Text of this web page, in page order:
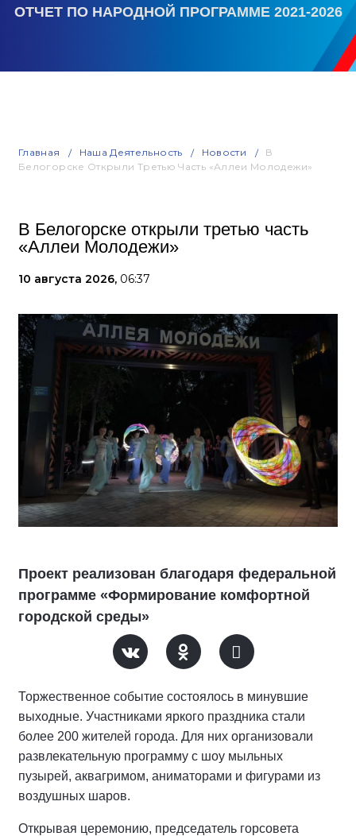
ОТЧЕТ ПО НАРОДНОЙ ПРОГРАММЕ 2021-2026
Главная Наша Деятельность Новости
В
Белогорске Открыли Третью Часть «Аллеи Молодежи»
В Белогорске открыли третью часть
«Аллеи Молодежи»
10 августа 2026, 06:37
Проект реализован благодаря федеральной
программе «Формирование комфортной
городской среды»
Торжественное событие состоялось в минувшие
выходные. Участниками яркого праздника стали
более 200 жителей города. Для них организовали
развлекательную программу с шоу мыльных
пузырей, аквагримом, аниматорами и фигурами из
воздушных шаров.
Открывая церемонию, председатель горсовета